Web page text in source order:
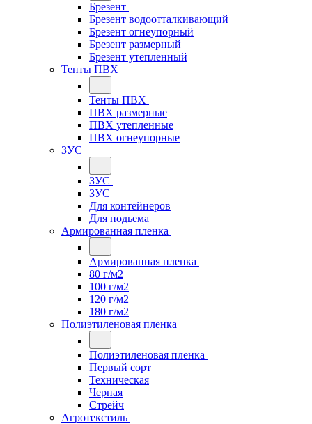
Брезент
Брезент водоотталкивающий
Брезент огнеупорный
Брезент размерный
Брезент утепленный
Тенты ПВХ
Тенты ПВХ
ПВХ размерные
ПВХ утепленные
ПВХ огнеупорные
ЗУС
ЗУС
ЗУС
Для контейнеров
Для подьема
Армированная пленка
Армированная пленка
80 г/м2
100 г/м2
120 г/м2
180 г/м2
Полиэтиленовая пленка
Полиэтиленовая пленка
Первый сорт
Техническая
Черная
Стрейч
Агротекстиль